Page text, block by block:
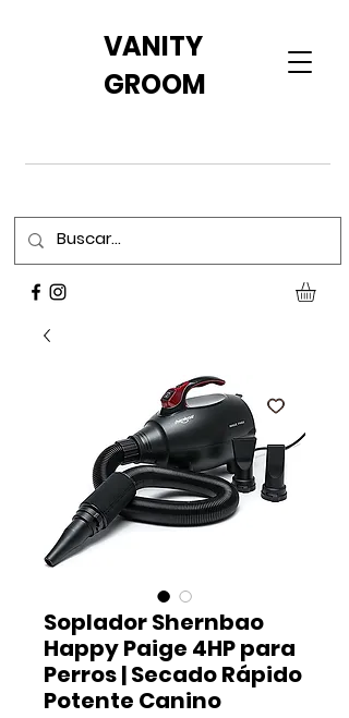
VANITY
GROOM
Soplador Shernbao
Happy Paige 4HP para
Perros | Secado Rápido
Potente Canino